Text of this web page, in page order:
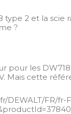
type 2 et la scie
?
pour les
Mais cette
DEWALT/FR/